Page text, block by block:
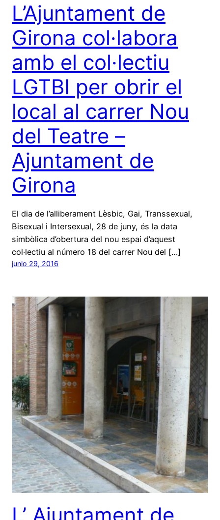
L’Ajuntament de
Girona col·labora
amb el col·lectiu
LGTBI per obrir el
local al carrer Nou
del Teatre –
Ajuntament de
Girona
El dia de l’alliberament Lèsbic, Gai, Transsexual,
Bisexual i Intersexual, 28 de juny, és la data
simbòlica d’obertura del nou espai d’aquest
col·lectiu al número 18 del carrer Nou del […]
junio 29, 2016
L’ Ajuntament de